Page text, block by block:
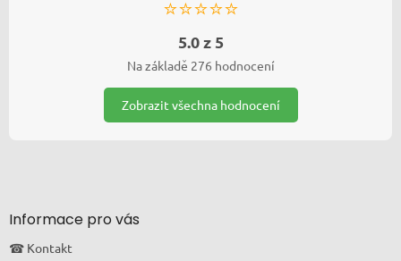
⭐⭐⭐⭐⭐
5.0 z 5
Na základě 276 hodnocení
Zobrazit všechna hodnocení
Informace pro vás
☎ Kontakt